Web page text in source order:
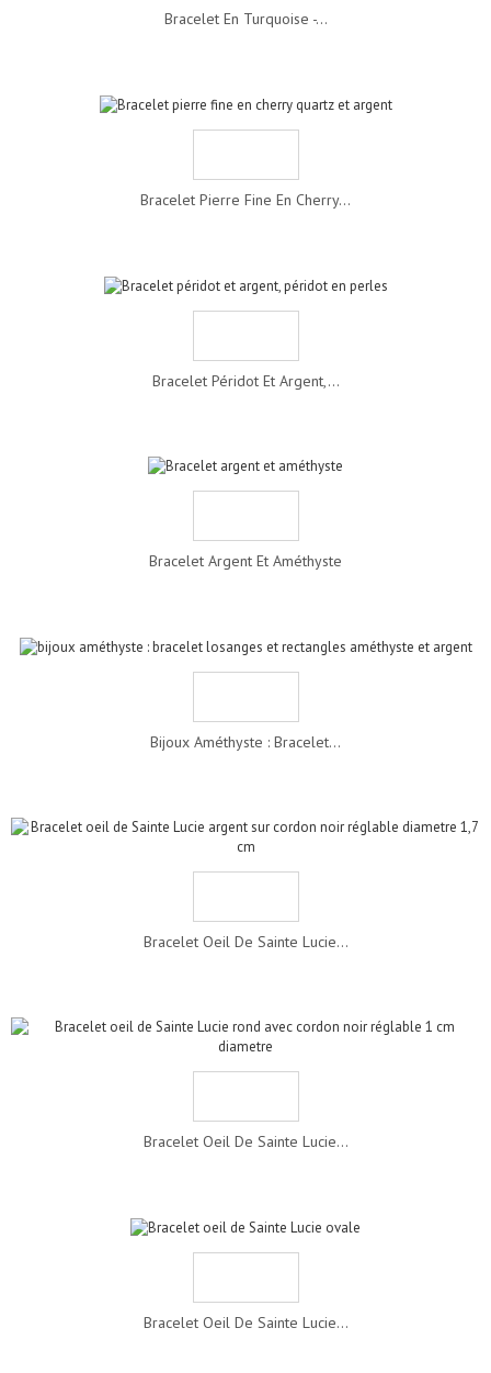
Bracelet En Turquoise -...
Bracelet Pierre Fine En Cherry...
Bracelet Péridot Et Argent,...
Bracelet Argent Et Améthyste
Bijoux Améthyste : Bracelet...
Bracelet Oeil De Sainte Lucie...
Bracelet Oeil De Sainte Lucie...
Bracelet Oeil De Sainte Lucie...